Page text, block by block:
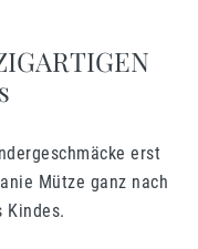
erst
Mütze ganz nach
Kindes.